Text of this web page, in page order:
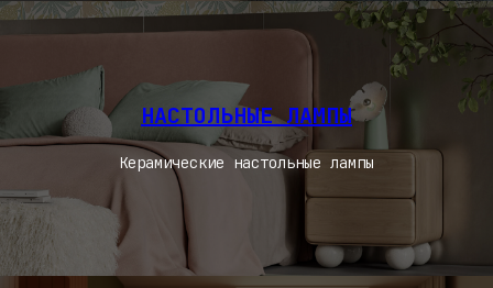
НАСТОЛЬНЫЕ ЛАМПЫ
Керамические настольные лампы